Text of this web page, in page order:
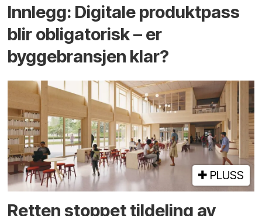
Innlegg: Digitale produktpass
blir obligatorisk – er
byggebransjen klar?
PLUSS
Retten stoppet tildeling av